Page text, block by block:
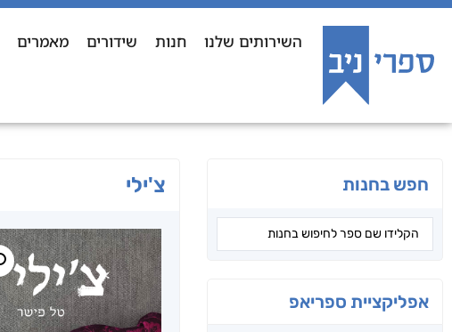
השירותים שלנו חנות שידורים מאמרים
חפש בחנות
אפליקציית ספריאפ
צ'ילי